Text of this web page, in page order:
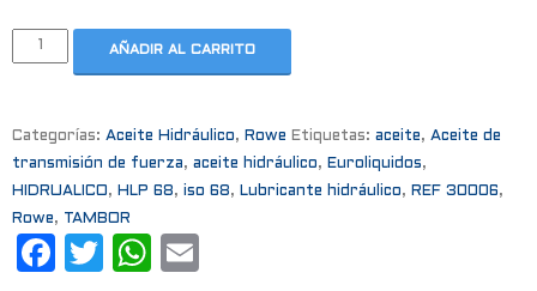
AÑADIR AL CARRITO
Categorías: Aceite Hidráulico, Rowe Etiquetas: aceite, Aceite de
transmisión de fuerza, aceite hidráulico, Euroliquidos,
HIDRUALICO, HLP 68, iso 68, Lubricante hidráulico, REF 30006,
Rowe, TAMBOR
F
T
W